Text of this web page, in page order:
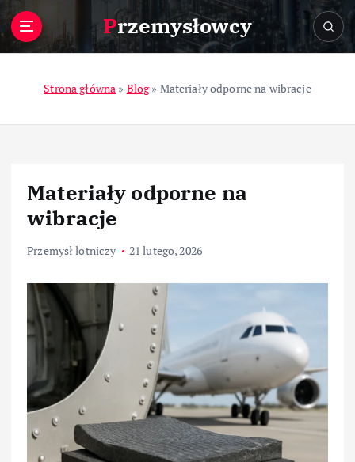
Przemysłowcy
Strona główna » Blog» Materiały odporne na wibracje
Materiały odporne na
wibracje
Przemysł lotniczy 21 lutego, 2026